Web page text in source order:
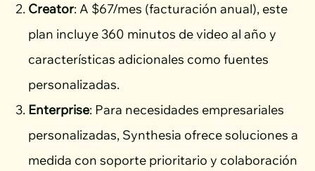
Creator: A $67/mes (facturación anual), este
plan incluye 360 minutos de video al año y
características adicionales como fuentes
personalizadas.
Enterprise: Para necesidades empresariales
personalizadas, Synthesia ofrece soluciones a
medida con soporte prioritario y colaboración